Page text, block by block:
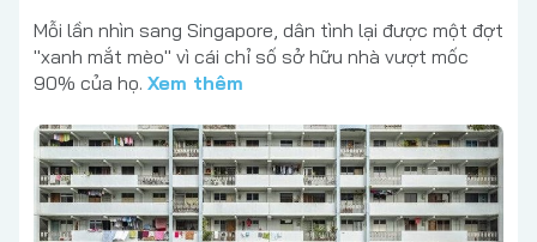
Mỗi lần nhìn sang Singapore, dân tình lại được một đợt
"xanh mắt mèo" vì cái chỉ số sở hữu nhà vượt mốc
90% của họ. Xem thêm